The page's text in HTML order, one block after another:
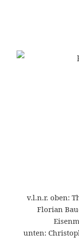
v.l.n.r. oben:
Florian
unten: